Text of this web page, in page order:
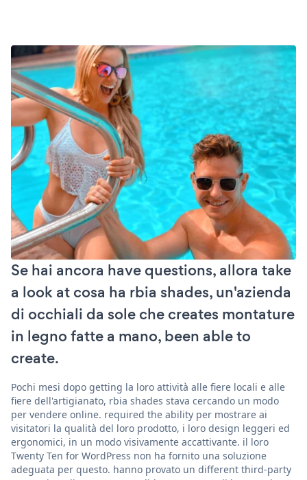
Se hai ancora have questions, allora take
a look at cosa ha rbia shades, un'azienda
di occhiali da sole che creates montature
in legno fatte a mano, been able to
create.
Pochi mesi dopo getting la loro attività alle fiere locali e alle
fiere dell'artigianato, rbia shades stava cercando un modo
per vendere online. required the ability per mostrare ai
visitatori la qualità del loro prodotto, i loro design leggeri ed
ergonomici, in un modo visivamente accattivante. il loro
Twenty Ten for WordPress non ha fornito una soluzione
adeguata per questo. hanno provato un different third-party